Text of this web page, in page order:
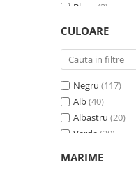
Bluza (3)
Cardigan
CULOARE
Negru (117)
Alb(40)
Albastru (20)
Verde (20)
Multicolor
MARIME